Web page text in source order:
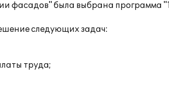
фасадов" была выбрана программа
следующих задач:
труда;